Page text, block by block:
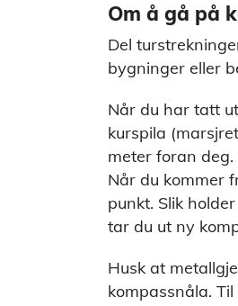
Om å gå på
Del
bygninger eller
Når du har tatt
kurspila
meter foran
Når du kommer
punkt. Slik
tar du ut ny
Husk at
kompassnåla.